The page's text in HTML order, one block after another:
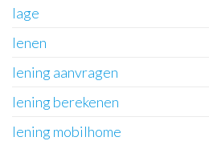
lage
lenen
lening aanvragen
lening berekenen
lening mobilhome